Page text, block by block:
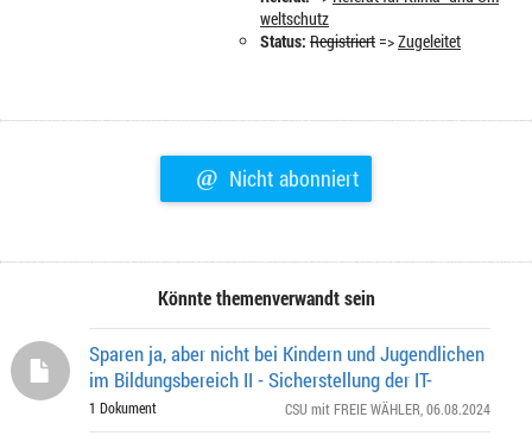
weltschutz
Status: Registriert=>Zugeleitet
@ Nicht abonniert
Könnte themenverwandt sein
Sparen ja, aber nicht bei Kindern und Jugendlichen
im Bildungsbereich II - Sicherstellung der IT-
1 Dokument CSU mit FREIE WÄHLER , 06.08.2024